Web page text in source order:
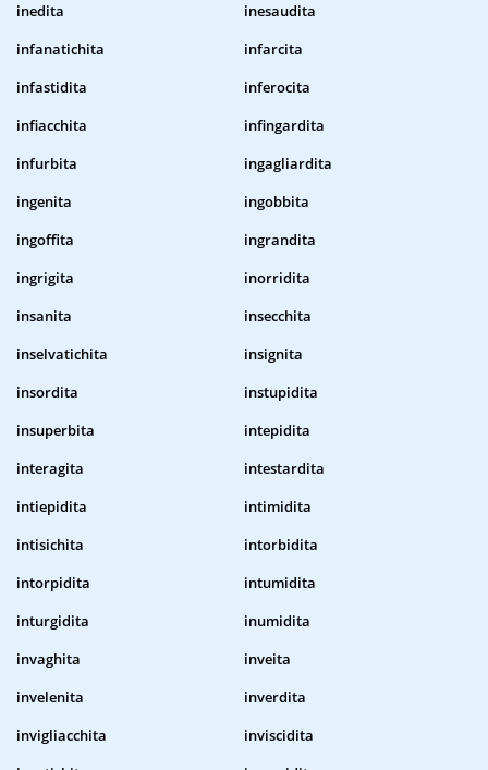
inedita
inesaudita
infanatichita
infarcita
infastidita
inferocita
infiacchita
infingardita
infurbita
ingagliardita
ingenita
ingobbita
ingoffita
ingrandita
ingrigita
inorridita
insanita
insecchita
inselvatichita
insignita
insordita
instupidita
insuperbita
intepidita
interagita
intestardita
intiepidita
intimidita
intisichita
intorbidita
intorpidita
intumidita
inturgidita
inumidita
invaghita
inveita
invelenita
inverdita
invigliacchita
inviscidita